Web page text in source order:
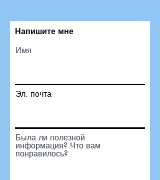
Напишите мне
Имя
Эл. почта
Была ли полезной
информация? Что вам
понравилось?